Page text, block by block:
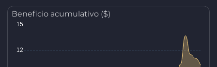
Beneficio acumulativo ($)